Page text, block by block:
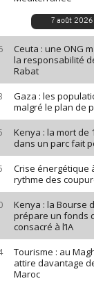
7 août 2026
Ceuta : une ONG
la responsabilité
Rabat
Gaza : les
malgré le plan de
Kenya : la mort de
dans un parc fait
Crise énergétique
rythme des
Kenya : la Bourse
prépare un fonds
consacré à l’IA
Tourisme : au
attire davantage
Maroc